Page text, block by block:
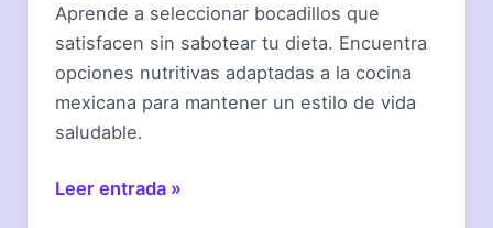
Aprende a seleccionar bocadillos que
satisfacen sin sabotear tu dieta. Encuentra
opciones nutritivas adaptadas a la cocina
mexicana para mantener un estilo de vida
saludable.
¿Qué
Leer entrada »